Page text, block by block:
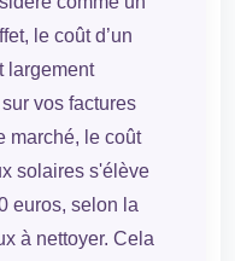
le coût d’un
largement
vos factures
marché, le coût
solaires s'élève
euros, selon la
à nettoyer. Cela